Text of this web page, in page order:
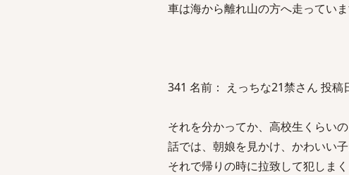
車は海から離れ山の方へ走ってい
341 名前： えっちな21禁さん 投
それを分かってか、高校生くらい
話では、朝娘を見かけ、かわいい
それで帰りの時に拉致して犯しま